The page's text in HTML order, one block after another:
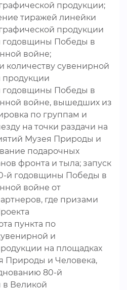
продукции;
тиражей линейки
продукции
годовщины Победы в
войне;
количеству сувенирной
продукции
годовщины Победы в
войне, вышедших из
по группам и
на точки раздачи на
Музея Природы и
подарочных
фронта и тыла; запуск
й годовщины Победы в
войне от
где призами
пункта по
и
на площадках
Природы и Человека,
80-й
Великой